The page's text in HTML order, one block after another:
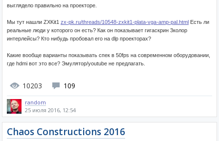
выглядело правильно на проекторе.
Мы тут нашли ZXKit1 zx-pk.ru/threads/10548-zxkit1-plata-vga-amp-pal.html Есть ли
реальные люди у которого он есть? Как он показывает гигаскрин 3колор
интерлейсы? Кто нибудь пробовал его на dlp проекторах?
Какие вообще варианты показывать спек в 50fps на современном оборудовании,
где hdmi вот это все? Эмулятор/youtube не предлагать.
10203 109
random
25 июля 2016, 12:54
Chaos Constructions 2016